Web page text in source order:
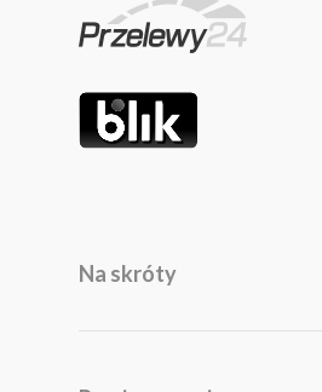
Na skróty